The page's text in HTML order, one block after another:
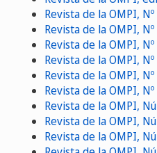
Revista de la OMPI,
Revista de la OMPI,
Revista de la OMPI,
Revista de la OMPI,
Revista de la OMPI,
Revista de la OMPI,
Revista de la OMPI,
Revista de la OMPI,
Revista de la OMPI,